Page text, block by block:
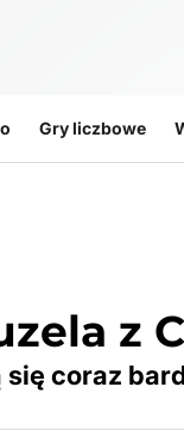
Gry liczbowe
z
się coraz